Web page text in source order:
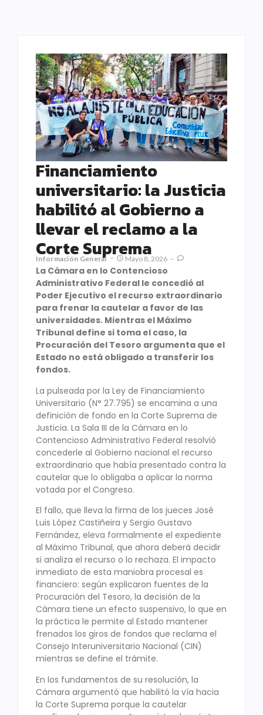
Financiamiento
universitario: la Justicia
habilitó al Gobierno a
llevar el reclamo a la
Corte Suprema
Información General Mayo 8, 2026
La Cámara en lo Contencioso
Administrativo Federal le concedió al
Poder Ejecutivo el recurso extraordinario
para frenar la cautelar a favor de las
universidades. Mientras el Máximo
Tribunal define si toma el caso, la
Procuración del Tesoro argumenta que el
Estado no está obligado a transferir los
fondos.
La pulseada por la Ley de Financiamiento
Universitario (N° 27.795) se encamina a una
definición de fondo en la Corte Suprema de
Justicia. La Sala III de la Cámara en lo
Contencioso Administrativo Federal resolvió
concederle al Gobierno nacional el recurso
extraordinario que había presentado contra la
cautelar que lo obligaba a aplicar la norma
votada por el Congreso.
El fallo, que lleva la firma de los jueces José
Luis López Castiñeira y Sergio Gustavo
Fernández, eleva formalmente el expediente
al Máximo Tribunal, que ahora deberá decidir
si analiza el recurso o lo rechaza. El impacto
inmediato de esta maniobra procesal es
financiero: según explicaron fuentes de la
Procuración del Tesoro, la decisión de la
Cámara tiene un efecto suspensivo, lo que en
la práctica le permite al Estado mantener
frenados los giros de fondos que reclama el
Consejo Interuniversitario Nacional (CIN)
mientras se define el trámite.
En los fundamentos de su resolución, la
Cámara argumentó que habilitó la vía hacia
la Corte Suprema porque la cautelar